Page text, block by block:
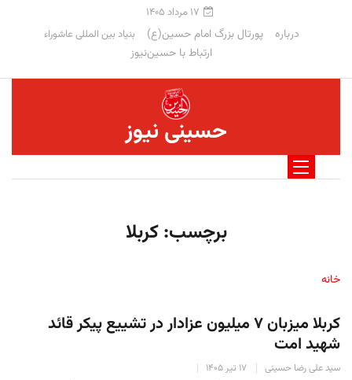
۱۷ مرداد ۱۴۰۵
درباره پورتال بزرگ امام حسین(ع) بنیاد بین المللی عاشوراء
ارتباط با حسین‌نیوز
حسینی نیوز
برچسب:کربلا
خانه
کربلا میزبان ۷ میلیون عزادار در تشییع پیکر قائد
شهید امت
سید علی رضا حسینی ۱۷ تیر ۱۴۰۵